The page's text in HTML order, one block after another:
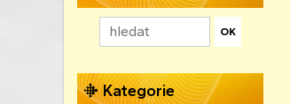
Kategorie